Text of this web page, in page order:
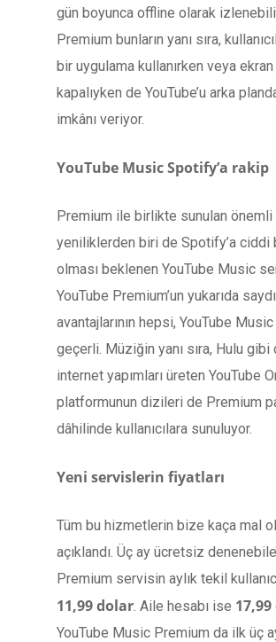
gün boyunca offline olarak
Premium bunların yanı sıra,
bir uygulama kullanırken veya ekran
kapalıyken de YouTube’u arka
imkânı veriyor.
YouTube Music Spotify’a rakip
Premium ile birlikte sunulan önemli
yeniliklerden biri de Spotify’a ciddi
olması beklenen YouTube Music
YouTube Premium’un yukarıda
avantajlarının hepsi, YouTube
geçerli. Müziğin yanı sıra, Hulu gibi
internet yapımları üreten YouTube
platformunun dizileri de Premium
dâhilinde kullanıcılara sunuluyor.
Yeni servislerin fiyatları
Tüm bu hizmetlerin bize kaça mal
açıklandı. Üç ay ücretsiz
Premium servisin aylık tekil
11,99 dolar. Aile hesabı ise
YouTube Music Premium da ilk üç